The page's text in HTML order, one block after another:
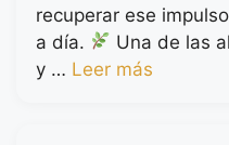
recuperar ese
a día.
Una de las
y … Leer más